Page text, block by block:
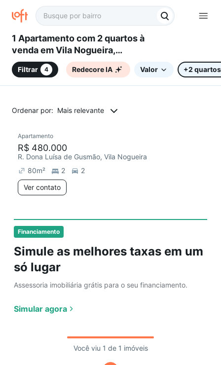
1 Apartamento com 2 quartos à
venda em Vila Nogueira,
Campinas, SP
Filtrar 4 Redecore IA Valor +2 quartos
Ordenar por: Mais relevante
Financiamento
Simule as melhores taxas em um
só lugar
Assessoria imobiliária grátis para o seu financiamento.
Simular agora
Redecorar
Apartamento
R$ 480.000
R. Dona Luísa de Gusmão, Vila Nogueira
80m² 2
2
Ver contato
Você viu 1 de 1 imóveis